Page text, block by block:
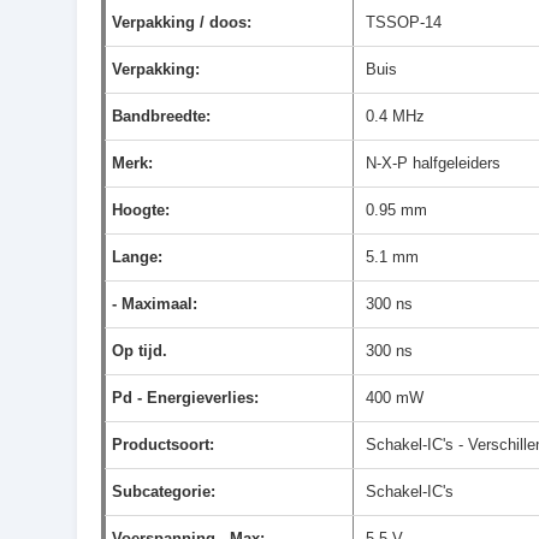
Verpakking / doos: TSSOP-14
Verpakking: Buis
Bandbreedte: 0.4 MHz
Merk: N-X-P halfgeleiders
Hoogte: 0.95 mm
Lange: 5.1 mm
- Maximaal: 300 ns
Op tijd. 300 ns
Pd - Energieverlies: 400 mW
Productsoort: Schakel-IC's -
Subcategorie: Schakel-IC's